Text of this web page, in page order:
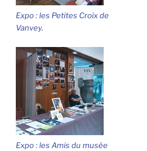
Expo : les Petites Croix de
Vanvey.
Expo : les Amis du musée